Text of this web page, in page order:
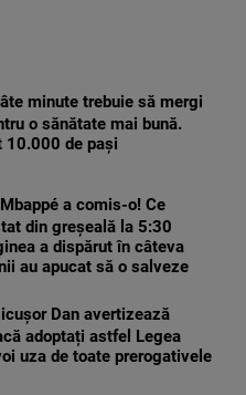
minute trebuie să mergi
o sănătate mai bună.
10.000 de pași
a comis-o! Ce
din greșeală la 5:30
a dispărut în câteva
au apucat să o salveze
Dan avertizează
adoptați astfel Legea
uza de toate prerogativele